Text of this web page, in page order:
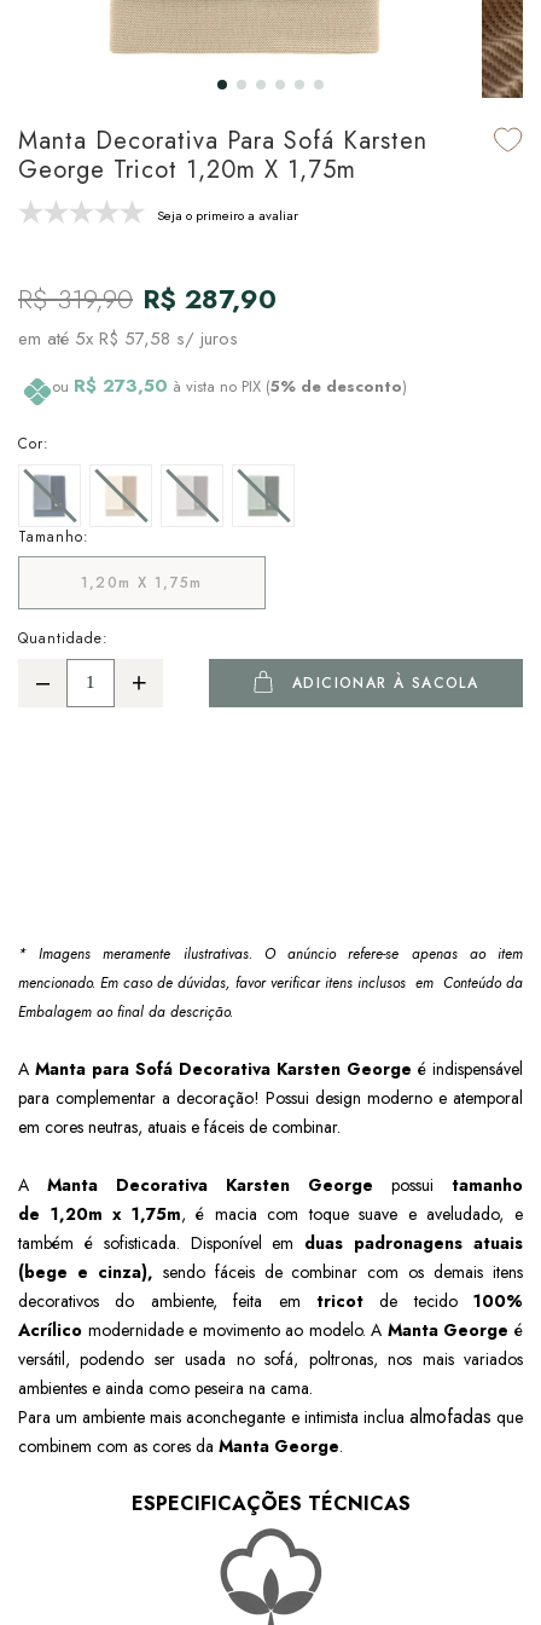
em Marcas
em Tapetes
de Colchão & Travesseiro
& Sobre-Lençol Avulso
& Manta para Cama
Edredom & Duvet
Prato & Copa
em Mesa & Cozinha
em Banho
Manta Decorativa Para Sofá Karsten
George Tricot 1,20m X 1,75m
Seja o primeiro a avaliar
R$ 319,90 R$ 287,90
em até 5x R$ 57,58 s/ juros
ou R$ 273,50 à vista no PIX (5% de desconto)
Tamanho:
1,20m X 1,75m
Cor:
Quantidade:
ADICIONAR À SACOLA
* Imagens meramente ilustrativas. O anúncio refere-se apenas ao item
mencionado. Em caso de dúvidas, favor verificar itens inclusos em Conteúdo da
Embalagem ao final da descrição.
A Manta para Sofá Decorativa Karsten George é indispensável
para complementar a decoração! Possui design moderno e atemporal
em cores neutras, atuais e fáceis de combinar.
A Manta Decorativa Karsten George possui tamanho
de 1,20m x 1,75m, é macia com toque suave e aveludado, e
também é sofisticada. Disponível em duas padronagens atuais
(bege e cinza), sendo fáceis de combinar com os demais itens
decorativos do ambiente, feita em tricotde tecido 100%
Acrílico modernidade e movimento ao modelo. A Manta Georgeé
versátil, podendo ser usada no sofá, poltronas, nos mais variados
ambientes e ainda como peseira na cama.
Para um ambiente mais aconchegante e intimista inclua almofadas que
combinem com as cores da Manta George.
ESPECIFICAÇÕES TÉCNICAS